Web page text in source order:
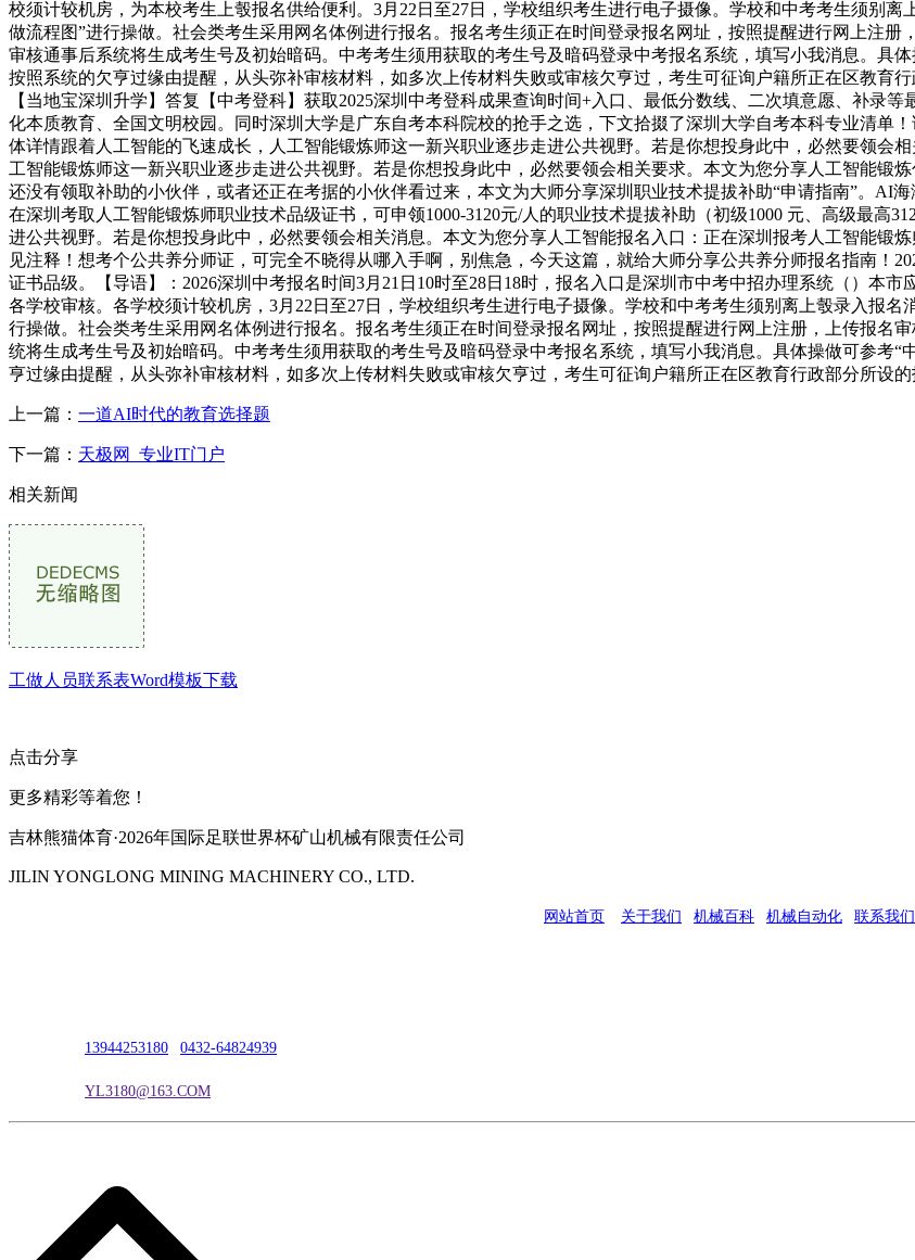
校须计较机房，为本校考生上彀报名供给便利。3月22日至27日，学校组织考生进行电子摄像。学校和中考考生须别
做流程图”进行操做。社会类考生采用网名体例进行报名。报名考生须正在时间登录报名网址，按照提醒进行网上注册
审核通事后系统将生成考生号及初始暗码。中考考生须用获取的考生号及暗码登录中考报名系统，填写小我消息。具
按照系统的欠亨过缘由提醒，从头弥补审核材料，如多次上传材料失败或审核欠亨过，考生可征询户籍所正在区教育
【当地宝深圳升学】答复【中考登科】获取2025深圳中考登科成果查询时间+入口、最低分数线、二次填意愿、补录
化本质教育、全国文明校园。同时深圳大学是广东自考本科院校的抢手之选，下文拾掇了深圳大学自考本科专业清单
体详情跟着人工智能的飞速成长，人工智能锻炼师这一新兴职业逐步走进公共视野。若是你想投身此中，必然要领会
工智能锻炼师这一新兴职业逐步走进公共视野。若是你想投身此中，必然要领会相关要求。本文为您分享人工智能锻
还没有领取补助的小伙伴，或者还正在考据的小伙伴看过来，本文为大师分享深圳职业技术提拔补助“申请指南”。AI
在深圳考取人工智能锻炼师职业技术品级证书，可申领1000-3120元/人的职业技术提拔补助（初级1000 元、高级最高
进公共视野。若是你想投身此中，必然要领会相关消息。本文为您分享人工智能报名入口：正在深圳报考人工智能锻
见注释！想考个公共养分师证，可完全不晓得从哪入手啊，别焦急，今天这篇，就给大师分享公共养分师报名指南！
证书品级。‌【导语】：2026深圳中考报名时间3月21日10时至28日18时，报名入口是深圳市中考中招办理系统（）本
各学校审核。各学校须计较机房，3月22日至27日，学校组织考生进行电子摄像。学校和中考考生须别离上彀录入报
行操做。社会类考生采用网名体例进行报名。报名考生须正在时间登录报名网址，按照提醒进行网上注册，上传报名
统将生成考生号及初始暗码。中考考生须用获取的考生号及暗码登录中考报名系统，填写小我消息。具体操做可参考
亨过缘由提醒，从头弥补审核材料，如多次上传材料失败或审核欠亨过，考生可征询户籍所正在区教育行政部分所设的
上一篇： 一道AI时代的教育选择题
下一篇： 天极网_专业IT门户
相关新闻
工做人员联系表Word模板下载
点击分享
更多精彩等着您！
吉林熊猫体育·2026年国际足联世界杯矿山机械有限责任公司
JILIN YONGLONG MINING MACHINERY CO., LTD.
网站首页 关于我们 机械百科 机械自动化 联系我们
13944253180 0432-64824939
YL3180@163.COM